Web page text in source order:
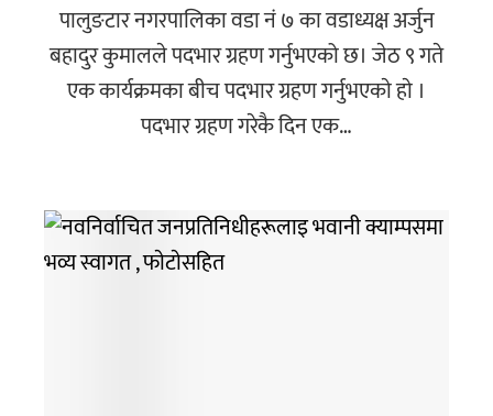
पालुङटार नगरपालिका वडा नं ७ का वडाध्यक्ष अर्जुन
बहादुर कुमालले पदभार ग्रहण गर्नुभएको छ। जेठ ९ गते
एक कार्यक्रमका बीच पदभार ग्रहण गर्नुभएकाे हाे ।
पदभार ग्रहण गरेकै दिन एक…